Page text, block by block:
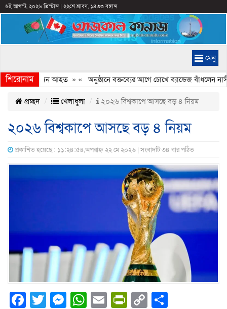
৬ই আগস্ট, ২০২৬ খ্রিস্টাব্দ| ২২শে শ্রাবণ, ১৪৩৩ বঙ্গাব্দ
মেনু
শিরোনামকয়েকজন আহত» « অনুষ্ঠানে বক্তব্যের আগে চোখে ব্যান্ডেজ বাঁধলেন
প্রচ্ছদ খেলাধুলা ২০২৬ বিশ্বকাপে আসছে বড় ৪ নিয়ম
২০২৬ বিশ্বকাপে আসছে বড় ৪ নিয়ম
প্রকাশিত হয়েছে : ১১:২৪:৫৪,অপরাহ্ন ২২ মে ২০২৬ | সংবাদটি ৩৪ বার পঠিত
Facebook
Twitter
Messenger
WhatsApp
EmailPrintFriendly
Copy